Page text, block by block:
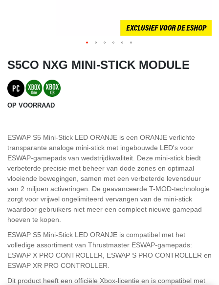
S5CO NXG MINI-STICK MODULE
OP VOORRAAD
ESWAP S5 Mini-Stick LED ORANJE is een ORANJE verlichte
transparante analoge mini-stick met ingebouwde LED's voor
ESWAP-gamepads van wedstrijdkwaliteit. Deze mini-stick biedt
verbeterde precisie met beheer van dode zones en optimaal
vloeiende bewegingen, samen met een verbeterde levensduur
van 2 miljoen activeringen. De geavanceerde T-MOD-technologie
zorgt voor vrijwel ongelimiteerd vervangen van de mini-stick
waardoor gebruikers niet meer een compleet nieuwe gamepad
hoeven te kopen.
ESWAP S5 Mini-Stick LED ORANJE is compatibel met het
volledige assortiment van Thrustmaster ESWAP-gamepads:
ESWAP X PRO CONTROLLER, ESWAP S PRO CONTROLLER en
ESWAP XR PRO CONTROLLER.
Dit product heeft een officiële Xbox-licentie en is compatibel met